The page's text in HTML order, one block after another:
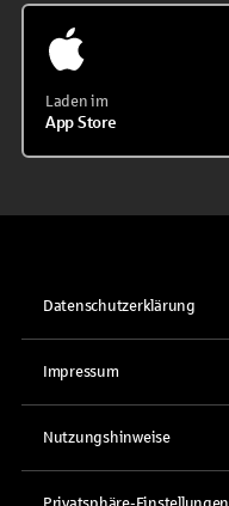
Laden im
App Store
Datenschutzerklärung
Impressum
Nutzungshinweise